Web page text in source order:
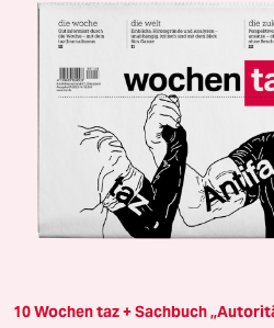
10 Wochen taz + Sachbuch